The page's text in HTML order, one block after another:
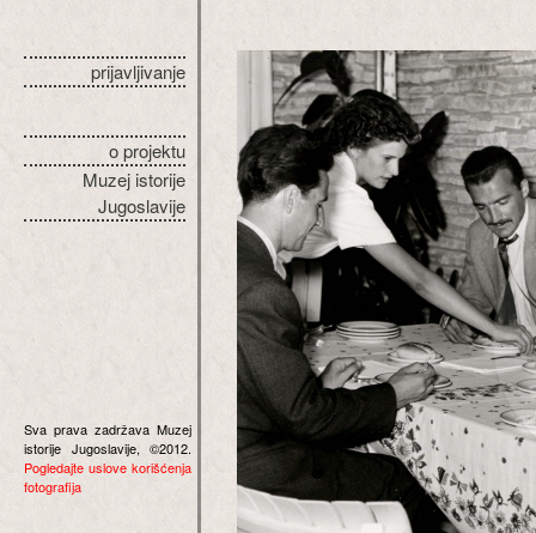
prijavljivanje
o projektu
Muzej istorije
Jugoslavije
Sva prava zadržava Muzej
istorije Jugoslavije, ©2012.
Pogledajte uslove korišćenja
fotografija